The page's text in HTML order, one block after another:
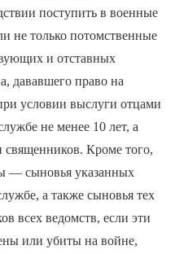
поступить в военные
не только потомственные
и отставных
дававшего право на
условии выслуги отцами
не менее 10 лет, а
священников. Кроме того,
— сыновья указанных
а также сыновья тех
всех ведомств, если эти
или убиты на войне,